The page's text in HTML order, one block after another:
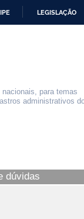
LEGISLAÇÃO
para temas
administrativos
dúvidas